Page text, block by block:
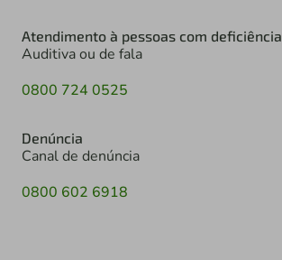
Atendimento à pessoas com deficiência
Auditiva ou de fala
0800 724 0525
Denúncia
Canal de denúncia
0800 602 6918